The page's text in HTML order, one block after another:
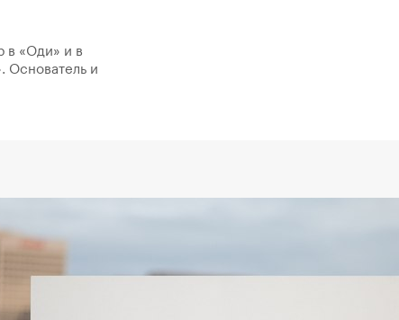
в «Оди» и в
Основатель и